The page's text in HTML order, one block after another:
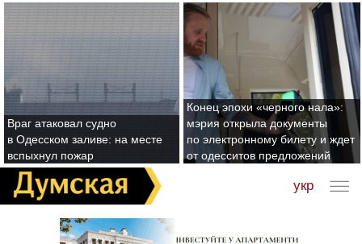
Враг атаковал судно
в Одесском заливе: на месте
вспыхнул пожар
Конец эпохи «черного нала»:
мэрия открыла документы
по электронному билету и ждет
от одесситов предложений
укр